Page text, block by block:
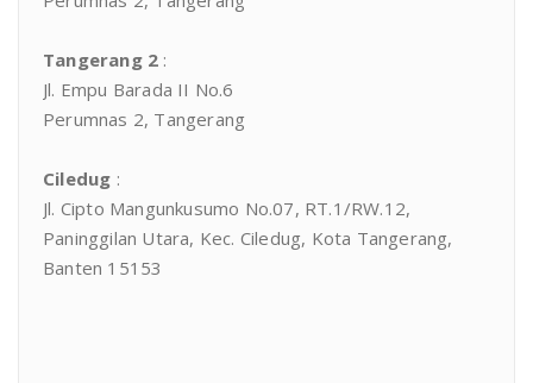
Tangerang 2 :
Jl. Empu Barada II No.6
Perumnas 2, Tangerang
Ciledug :
Jl. Cipto Mangunkusumo No.07, RT.1/RW.12,
Paninggilan Utara, Kec. Ciledug, Kota Tangerang,
Banten 15153